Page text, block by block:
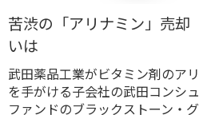
苦渋の「アリナミン」売
いは
武田薬品工業がビタミン剤のア
を手がける子会社の武田コンシ
ファンドのブラックストーン・